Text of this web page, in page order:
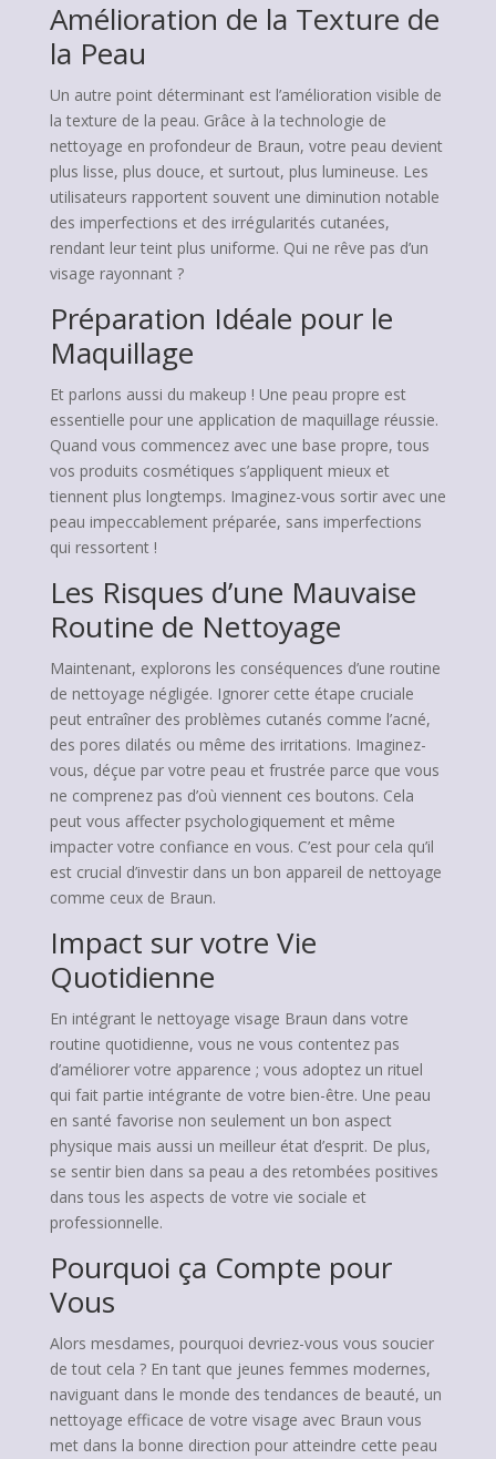
Amélioration de la Texture de
la Peau
Un autre point déterminant est l’amélioration visible de
la texture de la peau. Grâce à la technologie de
nettoyage en profondeur de Braun, votre peau devient
plus lisse, plus douce, et surtout, plus lumineuse. Les
utilisateurs rapportent souvent une diminution notable
des imperfections et des irrégularités cutanées,
rendant leur teint plus uniforme. Qui ne rêve pas d’un
visage rayonnant ?
Préparation Idéale pour le
Maquillage
Et parlons aussi du makeup ! Une peau propre est
essentielle pour une application de maquillage réussie.
Quand vous commencez avec une base propre, tous
vos produits cosmétiques s’appliquent mieux et
tiennent plus longtemps. Imaginez-vous sortir avec une
peau impeccablement préparée, sans imperfections
qui ressortent !
Les Risques d’une Mauvaise
Routine de Nettoyage
Maintenant, explorons les conséquences d’une routine
de nettoyage négligée. Ignorer cette étape cruciale
peut entraîner des problèmes cutanés comme l’acné,
des pores dilatés ou même des irritations. Imaginez-
vous, déçue par votre peau et frustrée parce que vous
ne comprenez pas d’où viennent ces boutons. Cela
peut vous affecter psychologiquement et même
impacter votre confiance en vous. C’est pour cela qu’il
est crucial d’investir dans un bon appareil de nettoyage
comme ceux de Braun.
Impact sur votre Vie
Quotidienne
En intégrant le nettoyage visage Braun dans votre
routine quotidienne, vous ne vous contentez pas
d’améliorer votre apparence ; vous adoptez un rituel
qui fait partie intégrante de votre bien-être. Une peau
en santé favorise non seulement un bon aspect
physique mais aussi un meilleur état d’esprit. De plus,
se sentir bien dans sa peau a des retombées positives
dans tous les aspects de votre vie sociale et
professionnelle.
Pourquoi ça Compte pour
Vous
Alors mesdames, pourquoi devriez-vous vous soucier
de tout cela ? En tant que jeunes femmes modernes,
naviguant dans le monde des tendances de beauté, un
nettoyage efficace de votre visage avec Braun vous
met dans la bonne direction pour atteindre cette peau